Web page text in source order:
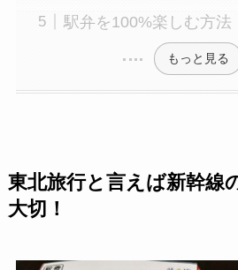
駅弁を100%楽しむ方法
もっと見る
東北旅行と言えば新幹線
大切！